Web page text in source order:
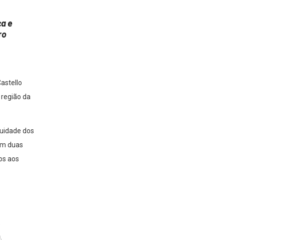
e
da
dos
duas
aos